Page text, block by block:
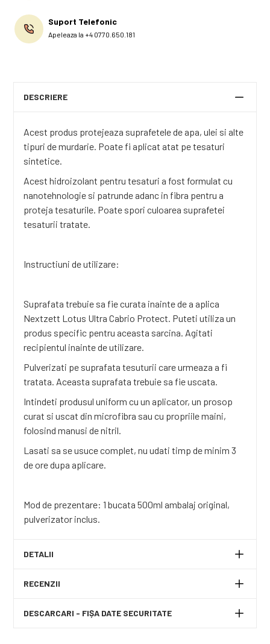
Suport Telefonic
Apeleaza la +4 0770.650.181
DESCRIERE
Acest produs protejeaza suprafetele de apa, ulei si alte
tipuri de murdarie. Poate fi aplicat atat pe tesaturi
sintetice.
Acest hidroizolant pentru tesaturi a fost formulat cu
nanotehnologie si patrunde adanc in fibra pentru a
proteja tesaturile. Poate spori culoarea suprafetei
tesaturii tratate.
Instructiuni de utilizare:
Suprafata trebuie sa fie curata inainte de a aplica
Nextzett Lotus Ultra Cabrio Protect. Puteti utiliza un
produs specific pentru aceasta sarcina. Agitati
recipientul inainte de utilizare.
Pulverizati pe suprafata tesuturii care urmeaza a fi
tratata. Aceasta suprafata trebuie sa fie uscata.
Intindeti produsul uniform cu un aplicator, un prosop
curat si uscat din microfibra sau cu propriile maini,
folosind manusi de nitril.
Lasati sa se usuce complet, nu udati timp de minim 3
de ore dupa aplicare.
Mod de prezentare: 1 bucata 500ml ambalaj original,
pulverizator inclus.
DETALII
RECENZII
DESCARCARI - FIȘA DATE SECURITATE